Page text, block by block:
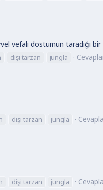
vefalı dostumun taradığı
dişi tarzan jungla
dişi tarzan jungla
dişi tarzan jungla